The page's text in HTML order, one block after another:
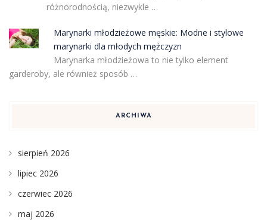
różnorodnością, niezwykle …
Marynarki młodzieżowe męskie: Modne i stylowe
marynarki dla młodych mężczyzn
Marynarka młodzieżowa to nie tylko element
garderoby, ale również sposób …
ARCHIWA
sierpień 2026
lipiec 2026
czerwiec 2026
maj 2026